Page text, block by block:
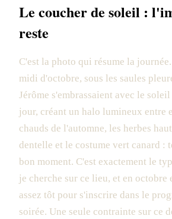
Le coucher de soleil :
reste
C'est la photo qui résume la
midi d'octobre, sous les saules
Jérôme s'embrassaient avec le
jour, créant un halo lumineux entre
chauds de l'automne, les herbes
dentelle et le costume vert canard :
bon moment. C'est exactement le
je cherche sur ce lieu, et en octobre
assez tôt pour s'inscrire dans le
soirée. Une seule contrainte sur ce